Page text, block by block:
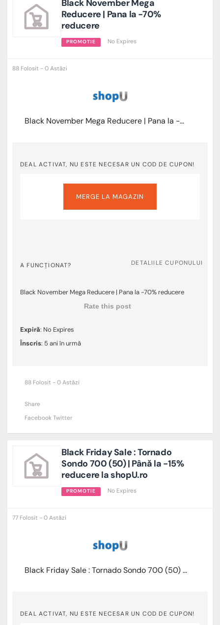
Black November Mega
Reducere | Pana la -70%
reducere
PROMOTIE No Expires
88 Folosit - 0 Astăzi
Black November Mega Reducere | Pana la -70% reducere
DEAL ACTIVAT, NU ESTE NECESAR UN COD DE CUPON!
MERGE LA MAGAZIN
A FUNCȚIONAT? DETALIILE CUPONULUI
Black November Mega Reducere | Pana la -70% reducere
Rate this post
Expiră: No Expires
Înscris: 5 ani în urmă
88 Folosit - 0 Astăzi
Share
FacebookTwitter
Black Friday Sale : Tornado
Sondo 700 (50) | Până la -15%
reducere la shopU.ro
PROMOTIE No Expires
77 Folosit - 0 Astăzi
Black Friday Sale : Tornado Sondo 700 (50) | Până la -15% reducere la shopU.ro
DEAL ACTIVAT, NU ESTE NECESAR UN COD DE CUPON!